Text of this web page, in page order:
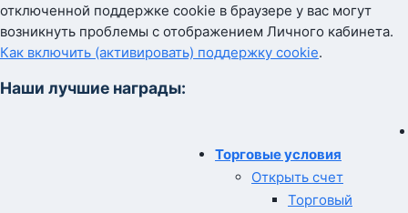
отключенной поддержке cookie в браузере у вас могут
возникнуть проблемы с отображением Личного кабинета.
Как включить (активировать) поддержку cookie.
Наши лучшие награды:
Торговые условия
Открыть счет
Торговый